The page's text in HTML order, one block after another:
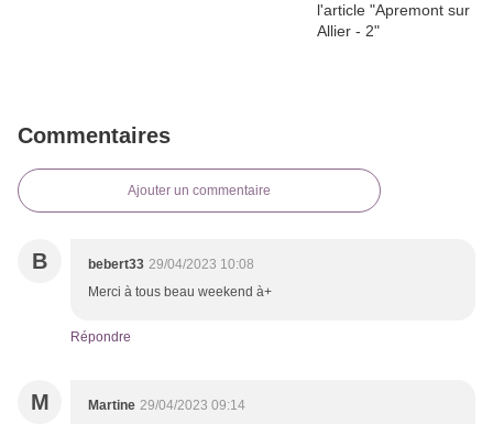
Commentaires
Ajouter un commentaire
B bebert33 29/04/2023 10:08
Merci à tous beau weekend à+
Répondre
M Martine 29/04/2023 09:14